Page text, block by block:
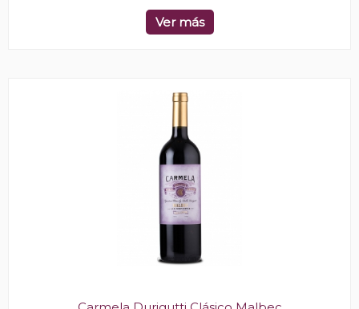
Ver más